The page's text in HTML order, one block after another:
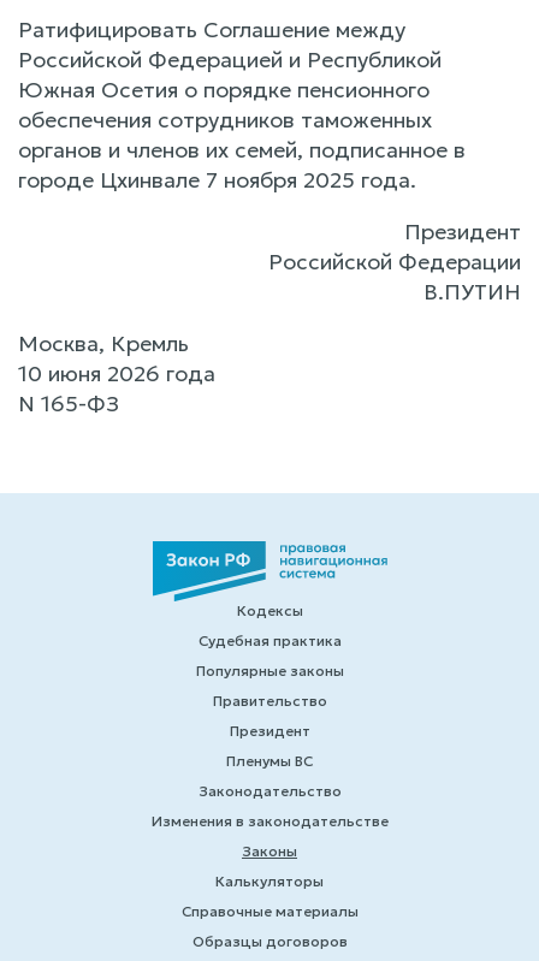
Ратифицировать Соглашение между
Российской Федерацией и Республикой
Южная Осетия о порядке пенсионного
обеспечения сотрудников таможенных
органов и членов их семей, подписанное в
городе Цхинвале 7 ноября 2025 года.
Президент
Российской Федерации
В.ПУТИН
Москва, Кремль
10 июня 2026 года
N 165-ФЗ
Кодексы
Судебная практика
Популярные законы
Правительство
Президент
Пленумы ВС
Законодательство
Изменения в законодательстве
Законы
Калькуляторы
Справочные материалы
Образцы договоров